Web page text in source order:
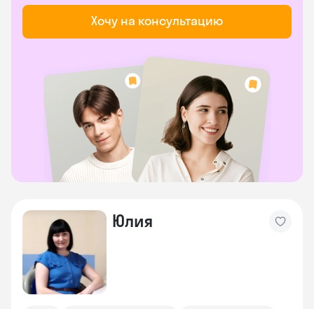
Хочу на консультацию
Юлия